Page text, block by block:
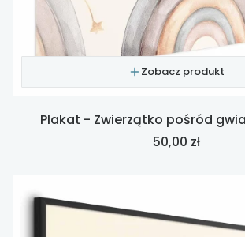
Zobacz produkt
Plakat - Zwierzątko pośród
Cena
50,00 zł